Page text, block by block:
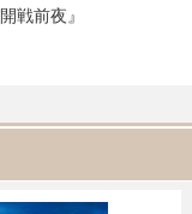
戦前夜』